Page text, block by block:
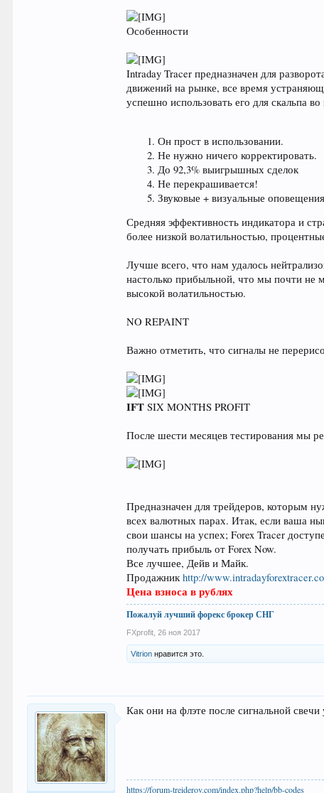
Особенности
Intraday Tracer предназначен для
движений на рынке, все время
успешно использовать его для скальпа
Он прост в использовании.
Не нужно ничего корректировать.
До 92,3% выигрышных сделок
Не перекрашивается!
Звуковые + визуальные
Средняя эффективность индикатора и
более низкой волатильностью,
Лучше всего, что нам удалось
настолько прибыльной, что мы почти не
высокой волатильностью.
NO REPAINT
Важно отметить, что сигналы не
IFT SIX MONTHS PROFIT
После шести месяцев тестирования мы
Предназначен для трейдеров, которым
всех валютных парах. Итак, если ваша
свои шансы на успех; Forex Tracer
получать прибыль от Forex Now.
Все лучшее, Дейв и Майк.
Продажникhttp://
Цена взноса в рублях
Пожалуй лучший форекс брокер СНГ
FXprofit 26 ноя 2017
Vitrion нравится это.
Как они на флэте после сигнальной
https://forum-treiderov.com/index.php?help/bb-codes